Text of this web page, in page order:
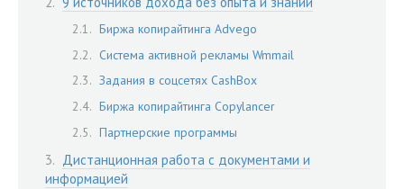
Биржа копирайтинга Advego
Система активной рекламы Wmmail
Задания в соцсетях CashBox
Биржа копирайтинга Copylancer
Партнерские программы
Дистанционная работа с документами и
информацией